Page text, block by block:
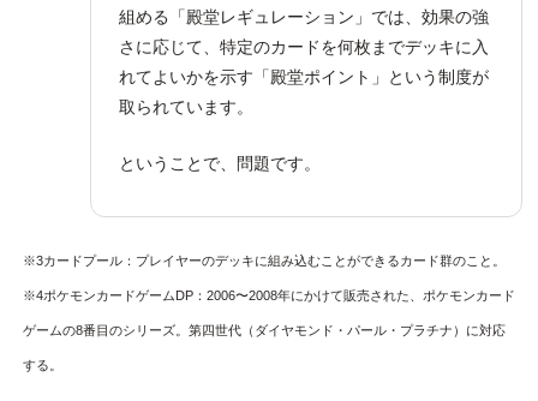
組める「殿堂レギュレーション」では、効果の強
さに応じて、特定のカードを何枚までデッキに入
れてよいかを示す「殿堂ポイント」という制度が
取られています。
ということで、問題です。
※3カードプール：プレイヤーのデッキに組み込むことができるカード群のこと。
※4ポケモンカードゲームDP：2006〜2008年にかけて販売された、ポケモンカード
ゲームの8番目のシリーズ。第四世代（ダイヤモンド・パール・プラチナ）に対応
する。